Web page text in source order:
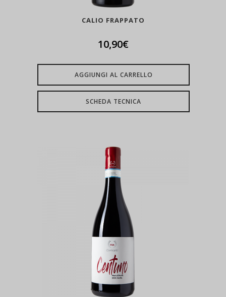
CALIO FRAPPATO
10,90€
AGGIUNGI AL CARRELLO
SCHEDA TECNICA